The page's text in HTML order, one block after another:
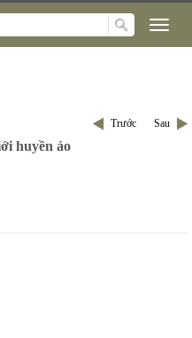
Trước Sau
huyền ảo